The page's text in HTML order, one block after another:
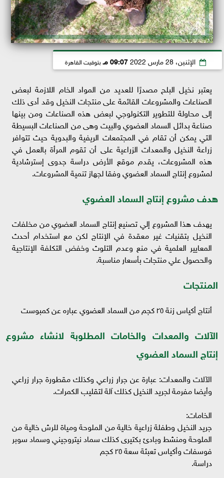
الإثنين، 28 مارس 2022 09:07 مـ بتوقيت القاهرة
يعتبر نخيل البلح مصدرًا للعديد من المواد الخام اللازمة لبعض
الصناعات والمشروعات القائمة على منتجات النخيل وقد أدى ذلك
إلى محاولة للتطوير التكنولوجي لبعض هذه الصناعات ومن بينها
صناعة بدائل السماد العضوي والبيت وهى من الصناعات البسيطة
التي يمكن أن تقام في المجتمعات الريفية والبدوية حيث تتوافر
زراعة النخيل والمعدات الزراعية على أن تقوم المرأة بالعمل في
هذه المشروعات، يقدم موقع الأرض دراسة جدوى إسترشادية
لمشروع إنتاج السماد العضوي وفقا لجهاز تنمية المشروعات.
هدف مشروع إنتاج السماد العضوي
يهدف هذا المشروع إلي تصنيع إنتاج السماد العضوي من مخلفات
النخيل بتقنيات غير معقدة في الإنتاج لكن مع استخدام أحدث
المعايير العلمية في منع وعدم التلوث وخفض التكلفة الإنتاجية
والحصول علي منتجات بأسعار مناسبة.
المنتجات
أنتاج أكياس زنة ٢٥ كجم من السماد العضوي عباره عن كمبوست
الآلات والمعدات والخامات المطلوبة لانشاء مشروع
إنتاج السماد العضوي
الآلات والمعدات: عبارة عن جرار زراعي وكذلك مقطورة جرار زراعي
وأيضا مفرمة لجريد النخيل كذلك آلة لتقليب الكمرات.
الخامات:
جريد النخيل وطفلة زراعية خالية من الملوحة ومياة للرش خالية من
الملوحة ومنشط وبادئ بكتيرى كذلك سماد نيتروجيني وسماد سوبر
فوسفات وأكياس تعبئة سعة ٢٥ كجم
دراسة.